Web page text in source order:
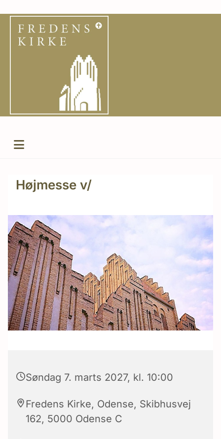
Højmesse v/
Søndag 7. marts 2027, kl. 10:00
Fredens Kirke, Odense, Skibhusvej
162, 5000 Odense C